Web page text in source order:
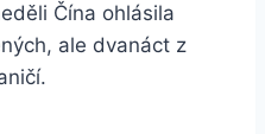
Čína ohlásila
ale dvanáct z